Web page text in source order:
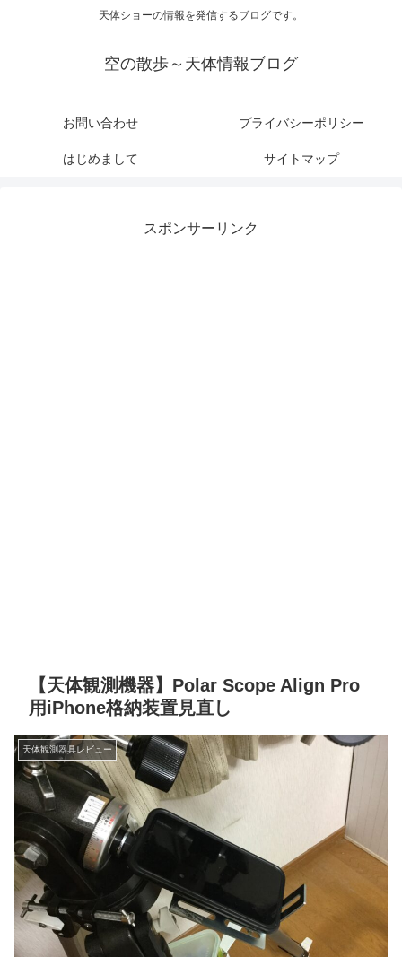
天体ショーの情報を発信するブログです。
空の散歩～天体情報ブログ
お問い合わせ プライバシーポリシー
はじめまして サイトマップ
スポンサーリンク
【天体観測機器】Polar Scope Align Pro
用iPhone格納装置見直し
天体観測器具レビュー